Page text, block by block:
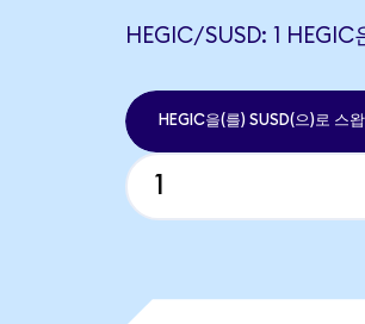
HEGIC/SUSD: 1
HEGIC을(를) SUSD(으)로 스왑